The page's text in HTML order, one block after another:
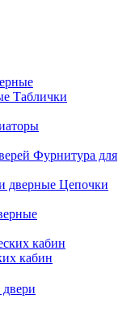
Таблички
Фурнитура для
Цепочки
кабин